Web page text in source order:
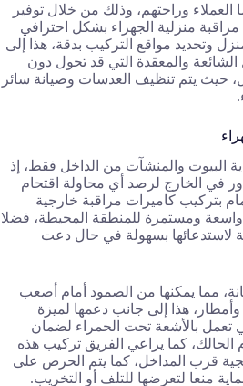
وراحتهم، وذلك من خلال توفير
منزلية الجهراء بشكل احترافي
وتحديد مواقع التركيب بدقة، هذا إلى
والمعقدة التي قد تحول دون
حيث يتم تنظيف العدسات وصيانة سائر
البيوت والمنشآت من الداخل فقط، إذ
في الخارج لرصد أي محاولة اقتحام
بتركيب كاميرات مراقبة خارجية
واسعة ومستمرة للمنطقة المحيطة، فضلا
لاستدعائها بسهولة في حال دعت
مما يمكنها من الصمود أمام أصعب
هذا إلى جانب دعمها لميزة
تعمل بالأشعة تحت الحمراء لضمان
كما يراعي الفريق تركيب هذه
قرب المداخل، كما يتم الحرص على
منعا لتعرضها للتلف أو التخريب.